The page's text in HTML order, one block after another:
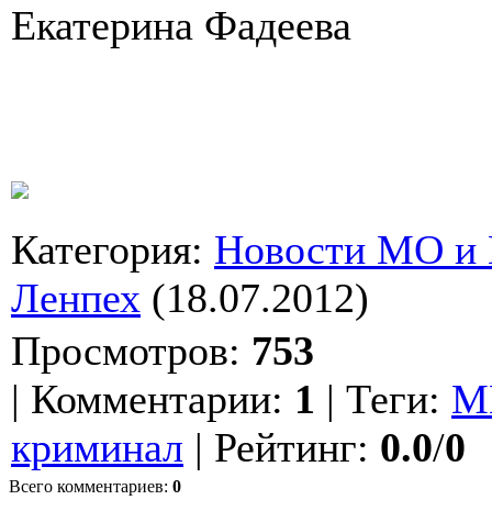
Екатерина Фадеева
Категория: Новости МО
Ленпех (18.07.2012)
Просмотров: 753
| Комментарии: 1 | Теги:
криминал | Рейтинг: 0.0/0
Всего комментариев: 0